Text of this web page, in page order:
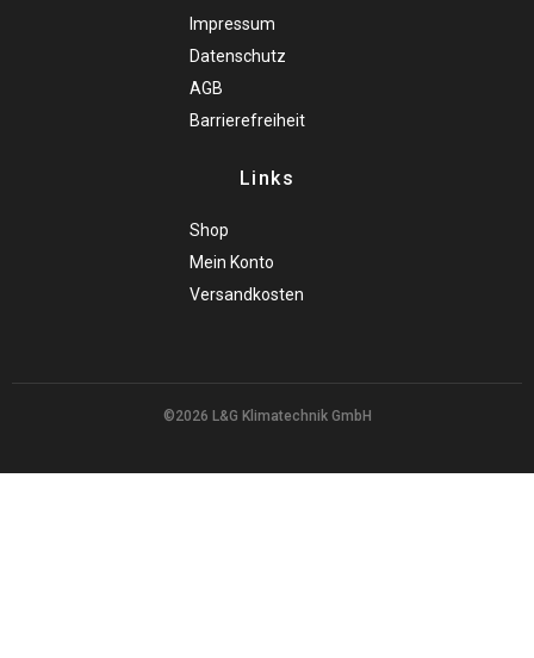
Impressum
Datenschutz
AGB
Barrierefreiheit
Links
Shop
Mein Konto
Versandkosten
©2026 L&G Klimatechnik GmbH